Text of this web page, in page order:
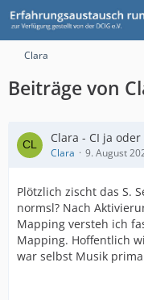
Clara
Beiträge von
Clara - CI ja
Clara 9. August
Plötzlich zischt das S.
normsl? Nach
Mapping versteh ich
Mapping. Hoffentlich
war selbst Musik